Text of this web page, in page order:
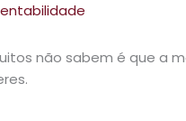
não sabem é que a